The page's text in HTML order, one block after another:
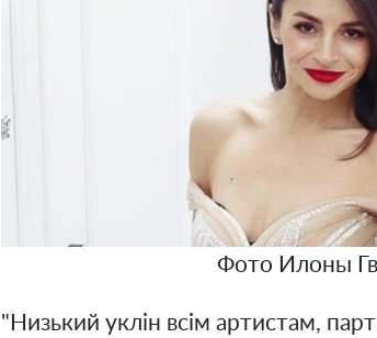
Фото Илоны
"Низький уклін всім артистам,